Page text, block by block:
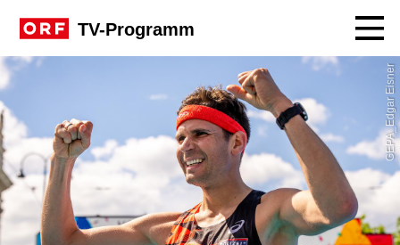
TV-Programm
GEPA_Edgar Eisner